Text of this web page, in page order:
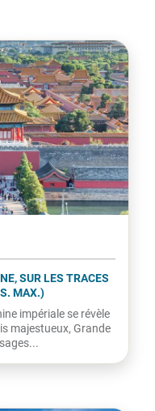
SUR LES TRACES
MAX.)
impériale se révèle
majestueux, Grande